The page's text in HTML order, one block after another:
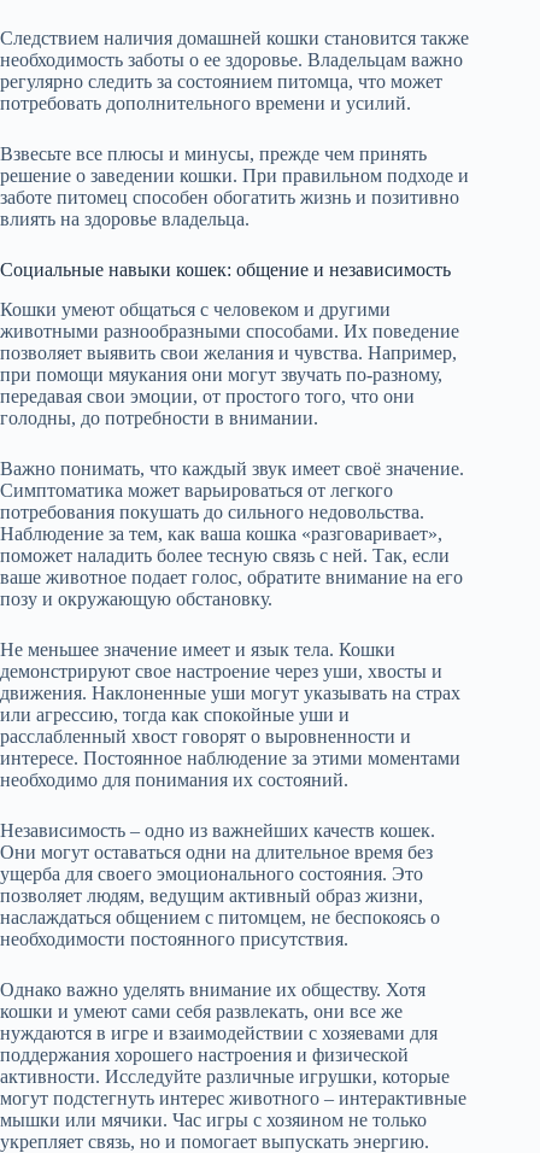
Следствием наличия домашней кошки становится также
необходимость заботы о ее здоровье. Владельцам важно
регулярно следить за состоянием питомца, что может
потребовать дополнительного времени и усилий.
Взвесьте все плюсы и минусы, прежде чем принять
решение о заведении кошки. При правильном подходе и
заботе питомец способен обогатить жизнь и позитивно
влиять на здоровье владельца.
Социальные навыки кошек: общение и независимость
Кошки умеют общаться с человеком и другими
животными разнообразными способами. Их поведение
позволяет выявить свои желания и чувства. Например,
при помощи мяукания они могут звучать по-разному,
передавая свои эмоции, от простого того, что они
голодны, до потребности в внимании.
Важно понимать, что каждый звук имеет своё значение.
Симптоматика может варьироваться от легкого
потребования покушать до сильного недовольства.
Наблюдение за тем, как ваша кошка «разговаривает»,
поможет наладить более тесную связь с ней. Так, если
ваше животное подает голос, обратите внимание на его
позу и окружающую обстановку.
Не меньшее значение имеет и язык тела. Кошки
демонстрируют свое настроение через уши, хвосты и
движения. Наклоненные уши могут указывать на страх
или агрессию, тогда как спокойные уши и
расслабленный хвост говорят о выровненности и
интересе. Постоянное наблюдение за этими моментами
необходимо для понимания их состояний.
Независимость – одно из важнейших качеств кошек.
Они могут оставаться одни на длительное время без
ущерба для своего эмоционального состояния. Это
позволяет людям, ведущим активный образ жизни,
наслаждаться общением с питомцем, не беспокоясь о
необходимости постоянного присутствия.
Однако важно уделять внимание их обществу. Хотя
кошки и умеют сами себя развлекать, они все же
нуждаются в игре и взаимодействии с хозяевами для
поддержания хорошего настроения и физической
активности. Исследуйте различные игрушки, которые
могут подстегнуть интерес животного – интерактивные
мышки или мячики. Час игры с хозяином не только
укрепляет связь, но и помогает выпускать энергию.